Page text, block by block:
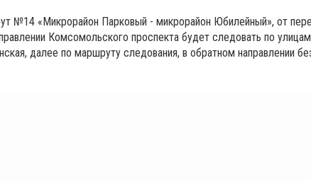
№14 «Микрорайон Парковый - микрорайон Юбилейный», от
Комсомольского проспекта будет следовать по
далее по маршруту следования, в обратном направлении